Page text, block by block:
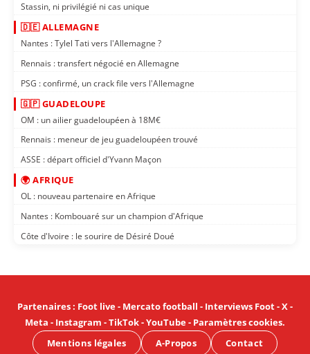
Stassin, ni privilégié ni cas unique
🇩🇪 ALLEMAGNE
Nantes : Tylel Tati vers l'Allemagne ?
Rennais : transfert négocié en Allemagne
PSG : confirmé, un crack file vers l'Allemagne
🇬🇵 GUADELOUPE
OM : un ailier guadeloupéen à 18M€
Rennais : meneur de jeu guadeloupéen trouvé
ASSE : départ officiel d'Yvann Maçon
🌍 AFRIQUE
OL : nouveau partenaire en Afrique
Nantes : Kombouaré sur un champion d'Afrique
Côte d'Ivoire : le sourire de Désiré Doué
Partenaires: Foot live- Mercato football - Interviews Foot-X-
Meta - Instagram -TikTok-YouTube- Paramètres cookies.
Mentions légales
A-Propos Contact